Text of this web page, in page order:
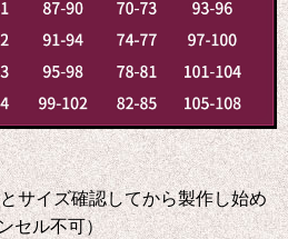
サイズ確認してから製作し始め
セル不可）